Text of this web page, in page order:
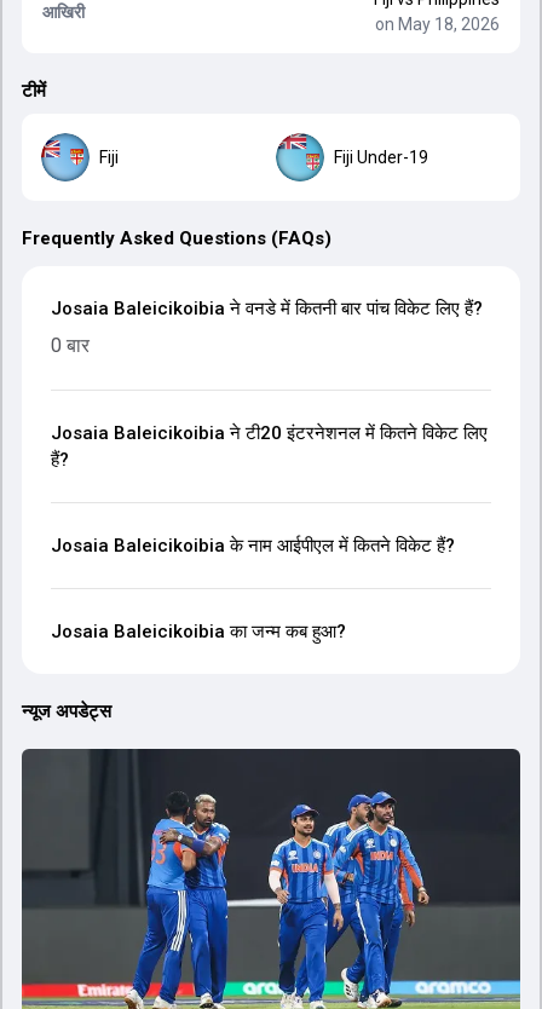
आखिरी
on May 18, 2026
टीमें
Fiji Fiji Under-19
Frequently Asked Questions (FAQs)
Josaia Baleicikoibia ने वनडे में कितनी बार पांच विकेट लिए हैं?
0 बार
Josaia Baleicikoibia ने टी20 इंटरनेशनल में कितने विकेट लिए
हैं?
Josaia Baleicikoibia के नाम आईपीएल में कितने विकेट हैं?
Josaia Baleicikoibia का जन्म कब हुआ?
न्यूज अपडेट्स